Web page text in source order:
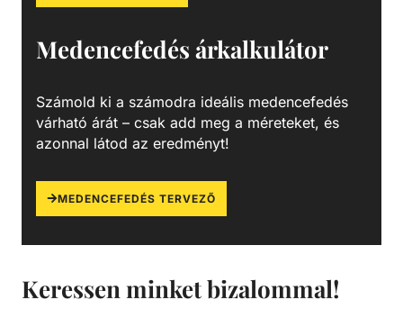
vízforgató készülék segítségével az egészen finom
fennakadnak a szűrőközegen.
Keressen minket bizalommal!
Medencefedés árkalkulátor
Számold ki a számodra ideális medencefedés
várható árát – csak add meg a méreteket, és
azonnal látod az eredményt!
MEDENCEFEDÉS TERVEZŐ